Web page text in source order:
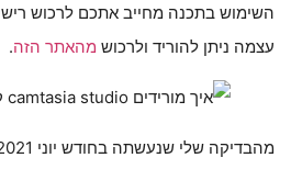
השימוש בתכנה מחייב אתכם לרכוש
עצמה ניתן להוריד ולרכוש מהאתר הזה.